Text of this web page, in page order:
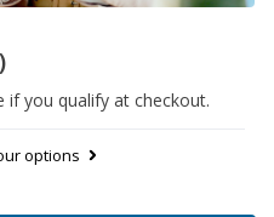
if you qualify at checkout.
options